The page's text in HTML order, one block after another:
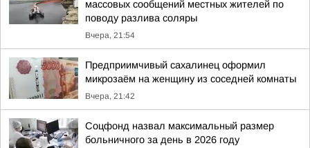
массовых сообщений местных жителей по
поводу разлива соляры
Вчера, 21:54
Предприимчивый сахалинец оформил
микрозаём на женщину из соседней комнаты
Вчера, 21:42
Соцфонд назвал максимальный размер
больничного за день в 2026 году